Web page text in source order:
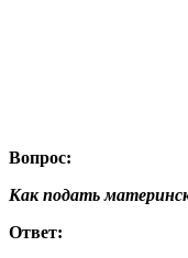
Вопрос:
Как подать
Ответ: